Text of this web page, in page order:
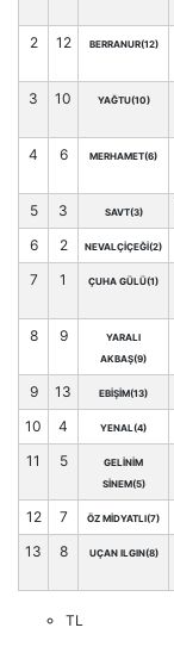
2 12 BERRANUR(12)
3 10 YAĞTU(10)
4 6 MERHAMET(6)
5 3 SAVT(3)
6 2 NEVALÇİÇEĞİ(2)
7 1 ÇUHA GÜLÜ(1)
8 9
YARALI
AKBAŞ(9)
9 13 EBİŞİM(13)
10 4 YENAL(4)
11 5
GELİNİM
SİNEM(5)
12 7 ÖZ MİDYATLI(7)
13 8 UÇAN ILGIN(8)
TL